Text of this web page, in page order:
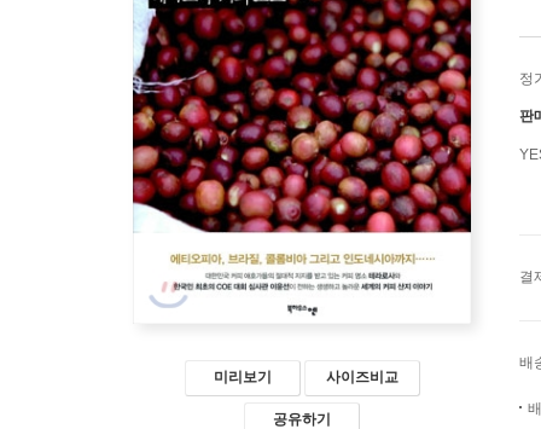
미리보기 사이즈비교
공유하기
정
판
결
배